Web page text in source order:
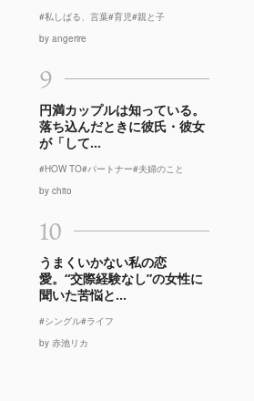
#私しばる、言葉#育児#親と子
by angerire
9
円満カップルは知っている。
落ち込んだときに彼氏・彼女
が「して...
#HOW TO#パートナー#夫婦のこと
by chito
10
うまくいかない私の恋
愛。“交際経験なし”の女性に
聞いた苦悩と...
#シングル#ライフ
by 赤池リカ